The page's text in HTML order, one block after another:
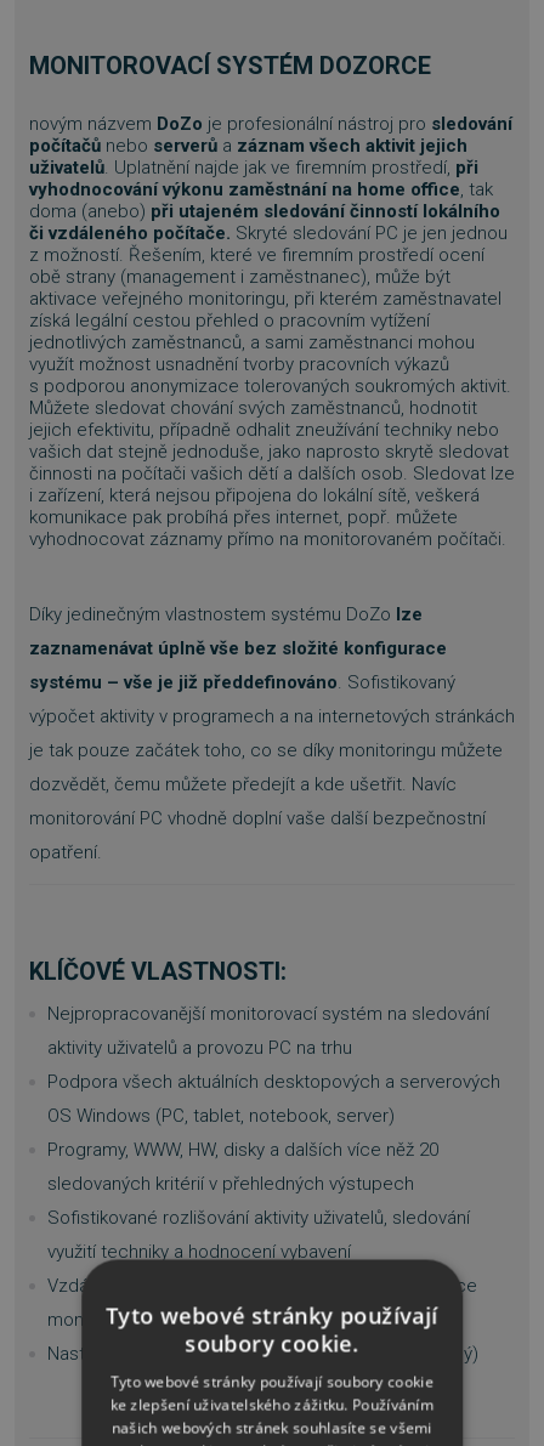
MONITOROVACÍ SYSTÉM DOZORCE
novým názvem DoZo je profesionální nástroj pro sledování
počítačů nebo serverů a záznam všech aktivit jejich
uživatelů. Uplatnění najde jak ve firemním prostředí, při
vyhodnocování výkonu zaměstnání na home office, tak
doma (anebo) při utajeném sledování činností lokálního
či vzdáleného počítače. Skryté sledování PC je jen jednou
z možností. Řešením, které ve firemním prostředí ocení
obě strany (management i zaměstnanec), může být
aktivace veřejného monitoringu, při kterém zaměstnavatel
získá legální cestou přehled o pracovním vytížení
jednotlivých zaměstnanců, a sami zaměstnanci mohou
využít možnost usnadnění tvorby pracovních výkazů
s podporou anonymizace tolerovaných soukromých aktivit.
Můžete sledovat chování svých zaměstnanců, hodnotit
jejich efektivitu, případně odhalit zneužívání techniky nebo
vašich dat stejně jednoduše, jako naprosto skrytě sledovat
činnosti na počítači vašich dětí a dalších osob. Sledovat lze
i zařízení, která nejsou připojena do lokální sítě, veškerá
komunikace pak probíhá přes internet, popř. můžete
vyhodnocovat záznamy přímo na monitorovaném počítači.
Díky jedinečným vlastnostem systému DoZo lze
zaznamenávat úplně vše bez složité konfigurace
systému – vše je již předdefinováno. Sofistikovaný
výpočet aktivity v programech a na internetových stránkách
je tak pouze začátek toho, co se díky monitoringu můžete
dozvědět, čemu můžete předejít a kde ušetřit. Navíc
monitorování PC vhodně doplní vaše další bezpečnostní
opatření.
KLÍČOVÉ VLASTNOSTI:
Nejpropracovanější monitorovací systém na sledování
aktivity uživatelů a provozu PC na trhu
Podpora všech aktuálních desktopových a serverových
OS Windows (PC, tablet, notebook, server)
Programy, WWW, HW, disky a dalších více něž 20
sledovaných kritérií v přehledných výstupech
Sofistikované rozlišování aktivity uživatelů, sledování
využití techniky a hodnocení vybavení
Vzdálený přístup (odkudkoli na světě) a administrace
monitorovaných stanic
Nastavitelný způsob monitoringu (skrytý až otevřený)
Tyto webové stránky používají
soubory cookie.
Tyto webové stránky používají soubory cookie
ke zlepšení uživatelského zážitku. Používáním
našich webových stránek souhlasíte se všemi